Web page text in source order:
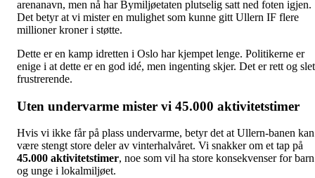
arenanavn, men nå har Bymiljøetaten plutselig satt ned foten igjen.
Det betyr at vi mister en mulighet som kunne gitt Ullern IF flere
millioner kroner i støtte.
Dette er en kamp idretten i Oslo har kjempet lenge. Politikerne er
enige i at dette er en god idé, men ingenting skjer. Det er rett og
frustrerende.
Uten undervarme mister vi 45.000 aktivitetstimer
Hvis vi ikke får på plass undervarme, betyr det at Ullern-banen kan
være stengt store deler av vinterhalvåret. Vi snakker om et tap på
45.000 aktivitetstimer, noe som vil ha store konsekvenser for barn
og unge i lokalmiljøet.